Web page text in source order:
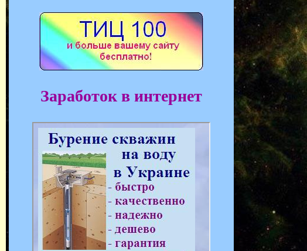
Заработок в интернет